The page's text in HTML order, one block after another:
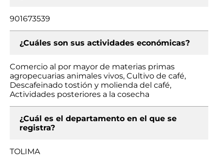
901673539
¿Cuáles son sus actividades económicas?
Comercio al por mayor de materias primas
agropecuarias animales vivos, Cultivo de café,
Descafeinado tostión y molienda del café,
Actividades posteriores a la cosecha
¿Cuál es el departamento en el que se
registra?
TOLIMA